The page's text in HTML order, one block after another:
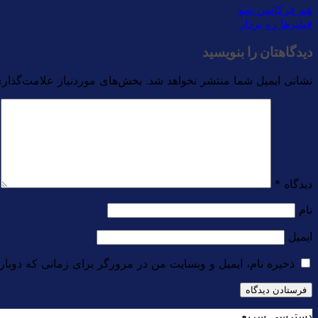
هم فرکانس شو
فیلترها رو بردار
دیدگاهتان را بنویسید
نشانی ایمیل شما منتشر نخواهد شد. بخش‌های موردنیاز
دیدگاه *
نام
ایمیل
ذخیره نام، ایمیل و وبسایت من در مرورگر برای زمانی که